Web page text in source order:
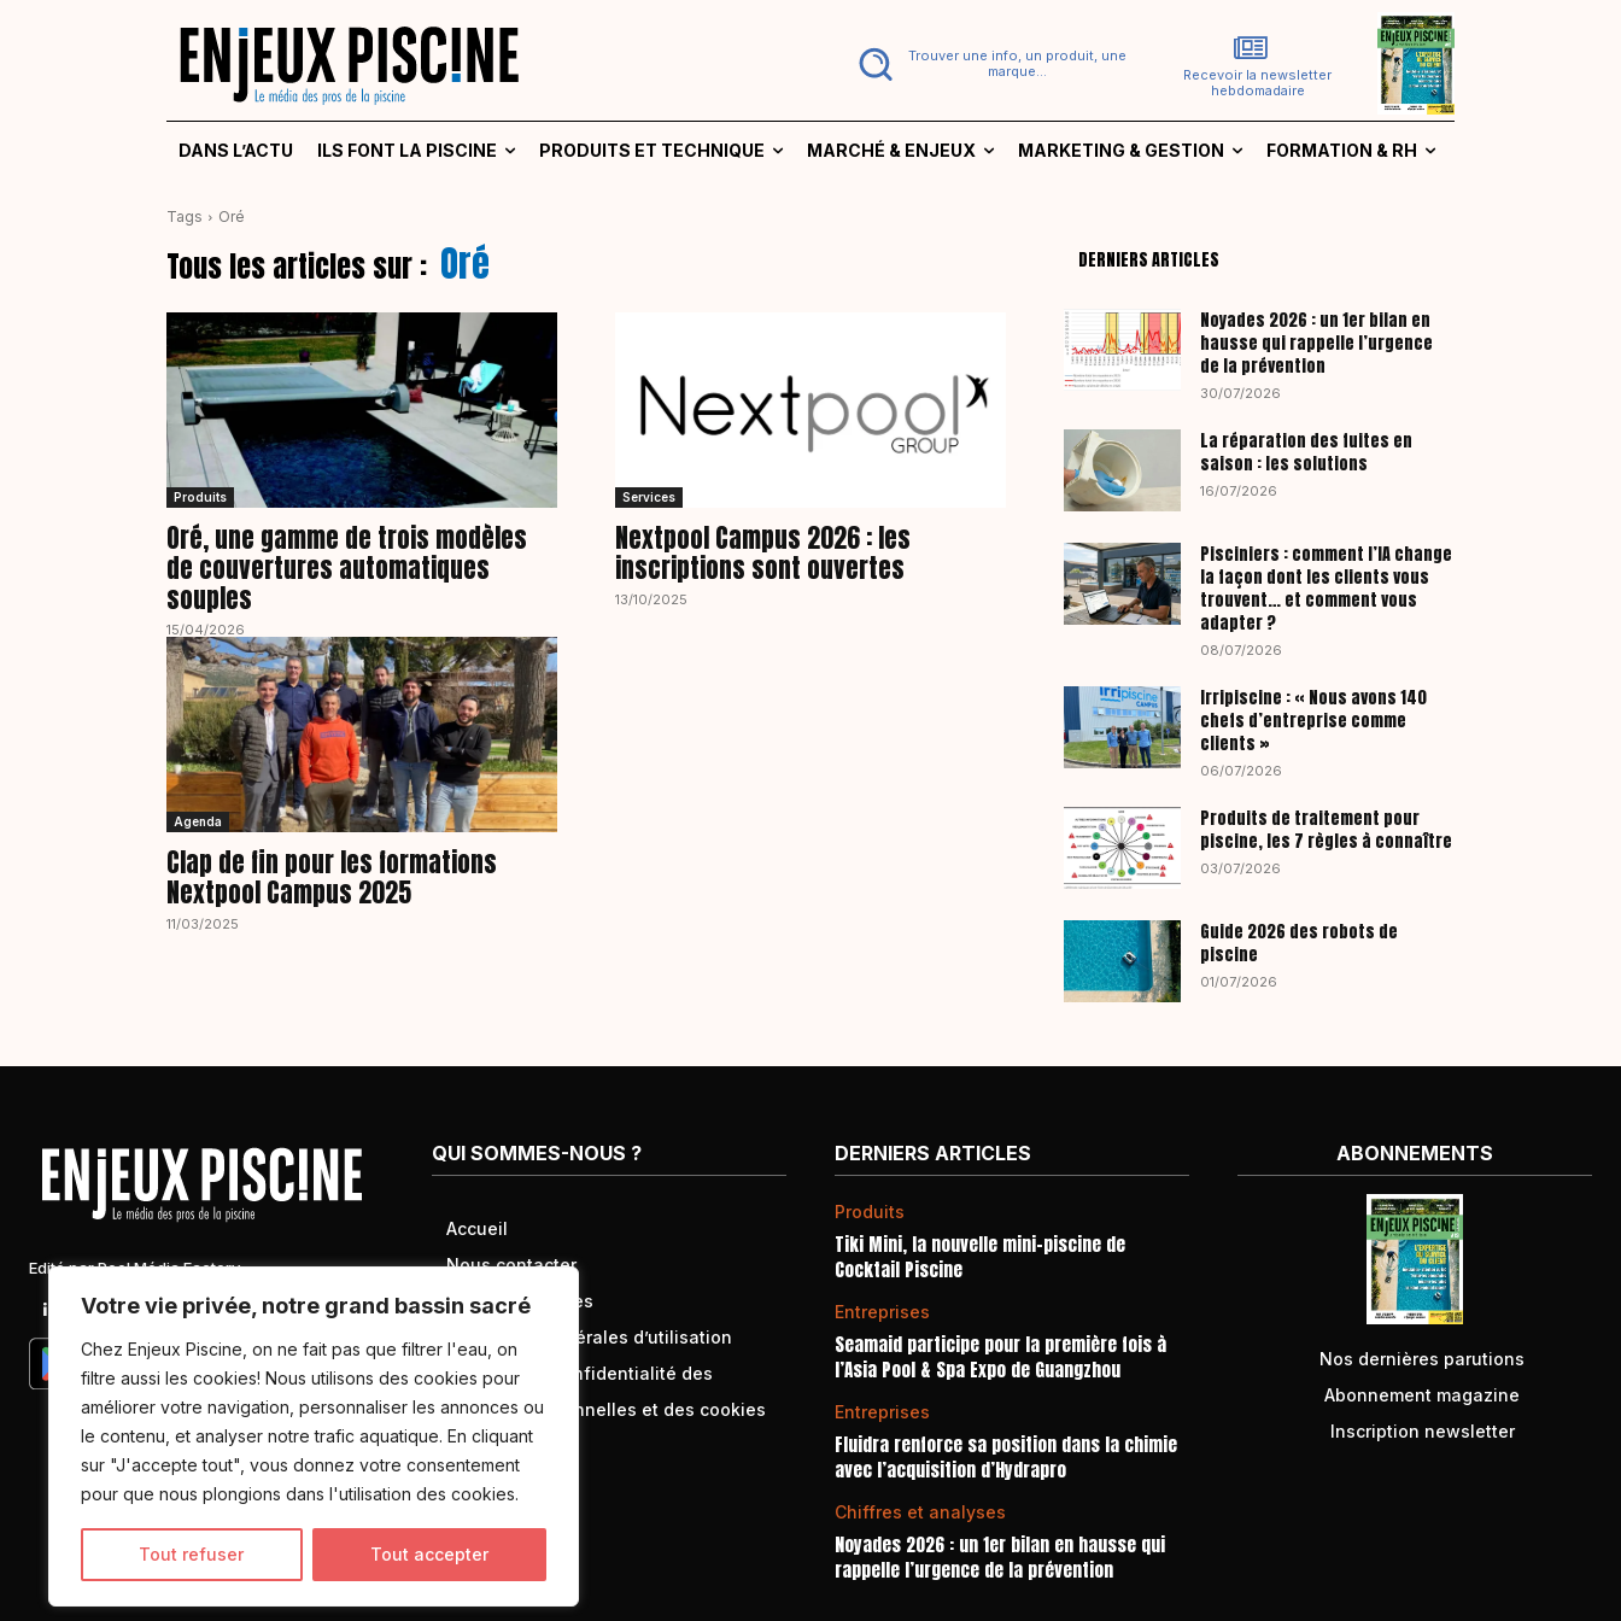
Votre vie privée, notre grand bassin sacré
Chez Enjeux Piscine, on ne fait pas que filtrer l'eau, on
filtre aussi les cookies! Nous utilisons des cookies pour
améliorer votre navigation, personnaliser les annonces ou
le contenu, et analyser notre trafic aquatique. En cliquant
sur "J'accepte tout", vous donnez votre consentement
pour que nous plongions dans l'utilisation des cookies.
Tout refuser Tout accepter
Trouver une info, un produit, une
marque...
Recevoir la newsletter
hebdomadaire
DANS L’ACTU ILS FONT LA PISCINE PRODUITS ET TECHNIQUE MARCHÉ & ENJEUX MARKETING & GESTION FORMATION & RH
Tags Oré
Tous les articles sur : Oré
Produits
Oré, une gamme de trois modèles
de couvertures automatiques
souples
15/04/2026
Services
Nextpool Campus 2026 : les
inscriptions sont ouvertes
13/10/2025
Agenda
Clap de fin pour les formations
Nextpool Campus 2025
11/03/2025
DERNIERS ARTICLES
Noyades 2026 : un 1er bilan en
hausse qui rappelle l’urgence
de la prévention
30/07/2026
La réparation des fuites en
saison : les solutions
16/07/2026
Pisciniers : comment l’IA change
la façon dont les clients vous
trouvent… et comment vous
adapter ?
08/07/2026
Irripiscine : « Nous avons 140
chefs d’entreprise comme
clients »
06/07/2026
Produits de traitement pour
piscine, les 7 règles à connaître
03/07/2026
Guide 2026 des robots de
piscine
01/07/2026
Edité par Pool Média Factory
Linkedin Newsletter
QUI SOMMES-NOUS ?
Accueil
Nous contacter
Mentions légales
Conditions générales d’utilisation
Politique de confidentialité des
données personnelles et des cookies
DERNIERS ARTICLES
Produits
Tiki Mini, la nouvelle mini-piscine de
Cocktail Piscine
Entreprises
Seamaid participe pour la première fois à
l’Asia Pool & Spa Expo de Guangzhou
Entreprises
Fluidra renforce sa position dans la chimie
avec l’acquisition d’Hydrapro
Chiffres et analyses
Noyades 2026 : un 1er bilan en hausse qui
rappelle l’urgence de la prévention
ABONNEMENTS
Nos dernières parutions
Abonnement magazine
Inscription newsletter